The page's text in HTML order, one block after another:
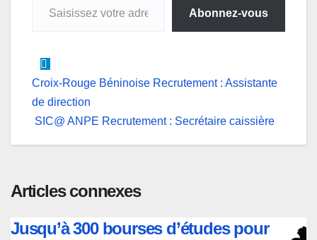
k
n
e
m
Abonnez-vous
Navigation
de
l’article
Croix-Rouge Béninoise Recrutement : Assistante
de direction
SIC@ ANPE Recrutement : Secrétaire caissière
Articles connexes
Jusqu’à 300 bourses d’études pour